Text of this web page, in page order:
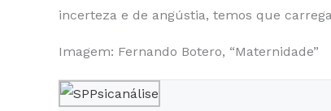
incerteza e de angústia, temos que
Imagem: Fernando Botero, “Maternidade”